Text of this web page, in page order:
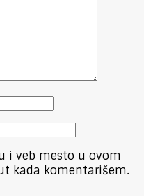
i veb mesto u ovom
kada komentarišem.